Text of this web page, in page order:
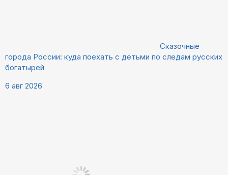
Сказочные
города России: куда поехать с детьми по следам русских
богатырей
6 авг 2026